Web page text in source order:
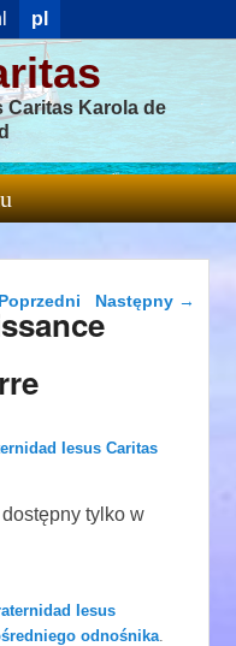
pl
Caritas Karola de
wpisu
Poprzedni Następny →
Iesus Caritas
tylko w
Iesus
odnośnika